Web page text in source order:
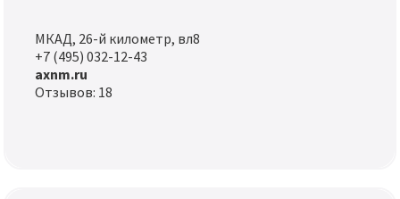
МКАД, 26-й километр, вл8
+7 (495) 032-12-43
axnm.ru
Отзывов: 18